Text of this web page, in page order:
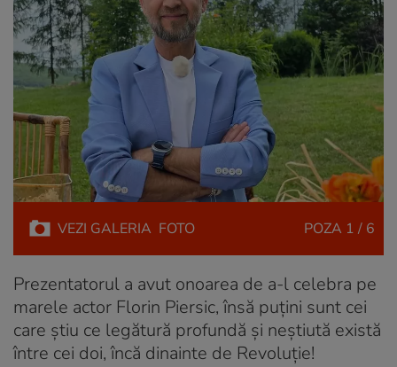
VEZI GALERIA FOTO POZA 1 / 6
Prezentatorul a avut onoarea de a-l celebra pe
marele actor Florin Piersic, însă puțini sunt cei
care știu ce legătură profundă și neștiută există
între cei doi, încă dinainte de Revoluție!